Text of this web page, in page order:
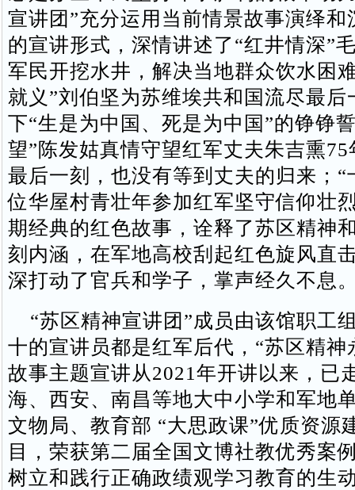
宣讲团”充分运用当前情景故事演绎和
的宣讲形式，深情讲述了“红井情深”
军民开挖水井，解决当地群众饮水困
就义”刘伯坚为苏维埃共和国流尽最后
下“生是为中国、死是为中国”的铮铮
望”陈发姑真情守望红军丈夫朱吉熏
最后一刻，也没有等到丈夫的归来；“
位华屋村青壮年参加红军坚守信仰壮
期经典的红色故事，诠释了苏区精神
刻内涵，在军地高校刮起红色旋风直
深打动了官兵和学子，掌声经久不息
“苏区精神宣讲团”成员由该馆职工
十的宣讲员都是红军后代，“苏区精神
故事主题宣讲从2021年开讲以来，已
海、西安、南昌等地大中小学和军地
文物局、教育部 “大思政课”优质资源
目，荣获第二届全国文博社教优秀案
树立和践行正确政绩观学习教育的生